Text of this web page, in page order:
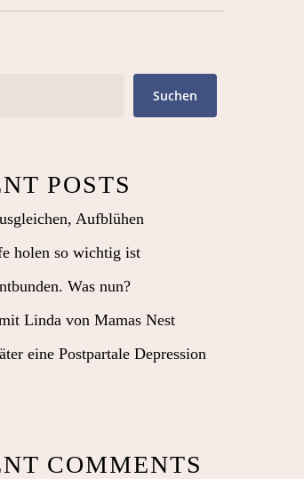
Suchen
POSTS
Aufblühen
holen so wichtig ist
Was nun?
Linda von Mamas Nest
eine Postpartale Depression
COMMENTS